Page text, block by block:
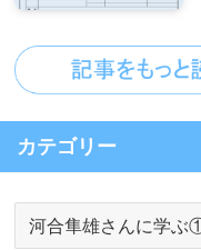
カテゴリー
カ